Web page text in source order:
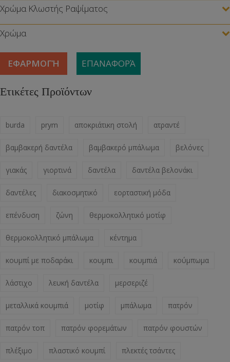
Χρώμα Κλωστής Ραψίματος
Χρώμα
ΕΦΑΡΜΟΓΉ ΕΠΑΝΑΦΟΡΆ
Ετικέτες Προϊόντων
burda prym αποκριάτικη στολή ατραντέ
βαμβακερή δαντέλα βαμβακερό μπάλωμα βελόνες
γιακάς γιορτινά δαντέλα δαντέλα βελονάκι
δαντέλες διακοσμητικό εορταστική μόδα
επένδυση ζώνη θερμοκολλητικό μοτίφ
θερμοκολλητικό μπάλωμα κέντημα
κουμπί με ποδαράκι κουμπι κουμπιά κούμπωμα
λάστιχο λευκή δαντέλα μερσεριζέ
μεταλλικά κουμπιά μοτίφ μπάλωμα πατρόν
πατρόν τοπ πατρόν φορεμάτων πατρόν φουστών
πλέξιμο πλαστικό κουμπί πλεκτές τσάντες